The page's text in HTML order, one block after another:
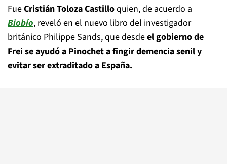
FueCristián Toloza Castilloquien, de acuerdo a
Biobío, reveló en el nuevo libro del investigador
británico Philippe Sands, que desdeel gobierno de
Frei se ayudó a Pinochet a fingir demencia senil y
evitar ser extraditado a España.